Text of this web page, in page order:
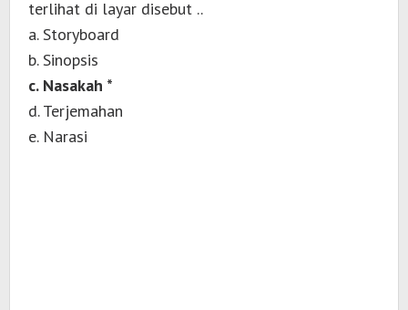
terlihat di layar disebut ..
a. Storyboard
b. Sinopsis
c. Nasakah *
d. Terjemahan
e. Narasi